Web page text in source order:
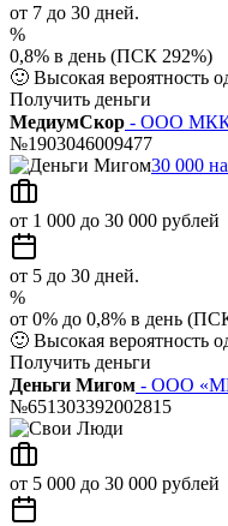
от 7 до 30 дней.
%
0,8% в день (ПСК 292%)
🙂 Высокая вероятность
Получить деньги
МедиумСкор - ООО МКК
№1903046009477
30 000
от 1 000 до 30 000 рублей
от 5 до 30 дней.
%
от 0% до 0,8% в день
🙂 Высокая вероятность
Получить деньги
Деньги Мигом - ООО
№651303392002815
от 5 000 до 30 000 рублей